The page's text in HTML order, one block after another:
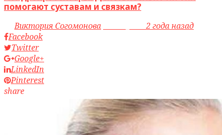
помогают суставам и связкам?
byВиктория Согомонова access_time2 года назад
Facebook
Twitter
Google+
LinkedIn
Pinterest
share